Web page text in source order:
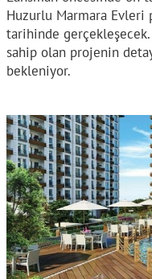
Huzurlu Marmara Evleri
tarihinde
sahip olan projenin
bekleniyor.